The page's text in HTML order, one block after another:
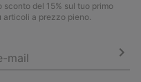
del 15% sul tuo primo
articoli a prezzo pieno.